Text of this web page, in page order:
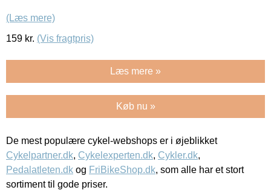
(Læs mere)
159 kr. (Vis fragtpris)
Læs mere »
Køb nu »
De mest populære cykel-webshops er i øjeblikket
Cykelpartner.dk, Cykelexperten.dk, Cykler.dk,
Pedalatleten.dk og FriBikeShop.dk, som alle har et stort
sortiment til gode priser.